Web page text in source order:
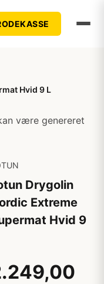
Hvid 9 L
være genereret
Drygolin
Extreme
Hvid 9